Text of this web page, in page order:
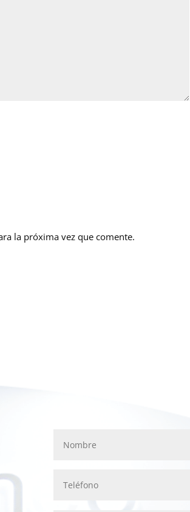
la próxima vez que comente.